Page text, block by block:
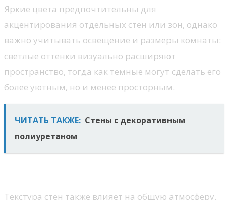
Яркие цвета предпочтительны для
акцентирования отдельных стен или зон, однако
важно учитывать освещение и размеры комнаты:
светлые оттенки визуально расширяют
пространство, тогда как темные могут сделать его
более уютным, но и менее просторным.
ЧИТАТЬ ТАКЖЕ: Стены с декоративным
полиуретаном
Текстура стен также влияет на общую атмосферу.